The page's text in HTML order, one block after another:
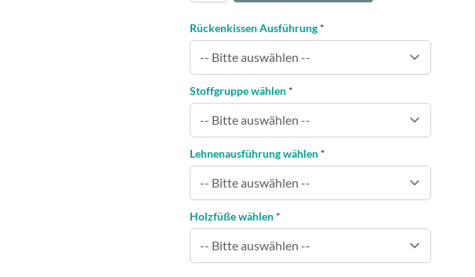
Rückenkissen Ausführung *
Stoffgruppe wählen *
Lehnenausführung wählen *
Holzfüße wählen *